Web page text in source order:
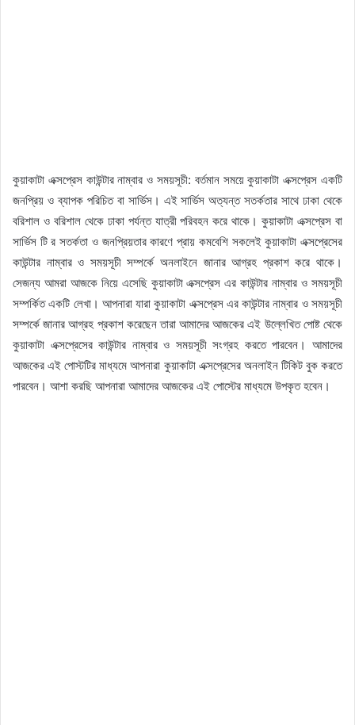
কুয়াকাটা এক্সপ্রেস কাউন্টার নাম্বার ও সময়সূচী: বর্তমান সময়ে কুয়াকাটা এক্সপ্রেস একটি
জনপ্রিয় ও ব্যাপক পরিচিত বা সার্ভিস। এই সার্ভিস অত্যন্ত সতর্কতার সাথে ঢাকা থেকে
বরিশাল ও বরিশাল থেকে ঢাকা পর্যন্ত যাত্রী পরিবহন করে থাকে। কুয়াকাটা এক্সপ্রেস বা
সার্ভিস টি র সতর্কতা ও জনপ্রিয়তার কারণে প্রায় কমবেশি সকলেই কুয়াকাটা এক্সপ্রেসের
কাউন্টার নাম্বার ও সময়সূচী সম্পর্কে অনলাইনে জানার আগ্রহ প্রকাশ করে থাকে।
সেজন্য আমরা আজকে নিয়ে এসেছি কুয়াকাটা এক্সপ্রেস এর কাউন্টার নাম্বার ও সময়সূচী
সম্পর্কিত একটি লেখা। আপনারা যারা কুয়াকাটা এক্সপ্রেস এর কাউন্টার নাম্বার ও সময়সূচী
সম্পর্কে জানার আগ্রহ প্রকাশ করেছেন তারা আমাদের আজকের এই উল্লেখিত পোষ্ট থেকে
কুয়াকাটা এক্সপ্রেসের কাউন্টার নাম্বার ও সময়সূচী সংগ্রহ করতে পারবেন। আমাদের
আজকের এই পোস্টটির মাধ্যমে আপনারা কুয়াকাটা এক্সপ্রেসের অনলাইন টিকিট বুক করতে
পারবেন। আশা করছি আপনারা আমাদের আজকের এই পোস্টের মাধ্যমে উপকৃত হবেন।